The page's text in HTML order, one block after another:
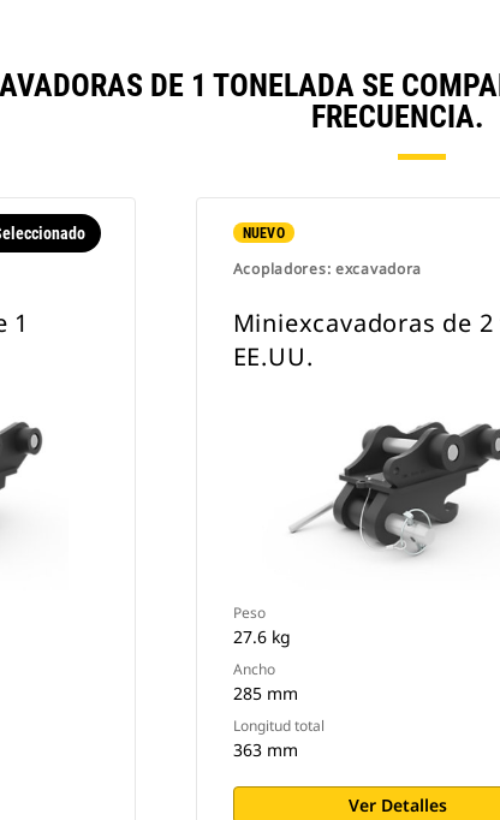
DE 1 TONELADA SE
FRECUENCIA.
1
NUEVO
Acopladores: excavadora
Miniexcavadoras de
EE.UU.
Peso
27.6 kg
Ancho
285 mm
Longitud total
363 mm
Ver Detalles